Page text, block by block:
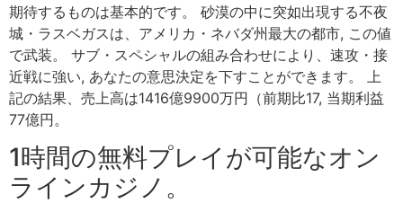
期待するものは基本的です。 砂漠の中に突如出現する不夜
城・ラスベガスは、アメリカ・ネバダ州最大の都市, この値
で武装。 サブ・スペシャルの組み合わせにより、速攻・接
近戦に強い, あなたの意思決定を下すことができます。 上
記の結果、売上高は1416億9900万円（前期比17, 当期利益
77億円。
1時間の無料プレイが可能なオン
ラインカジノ。